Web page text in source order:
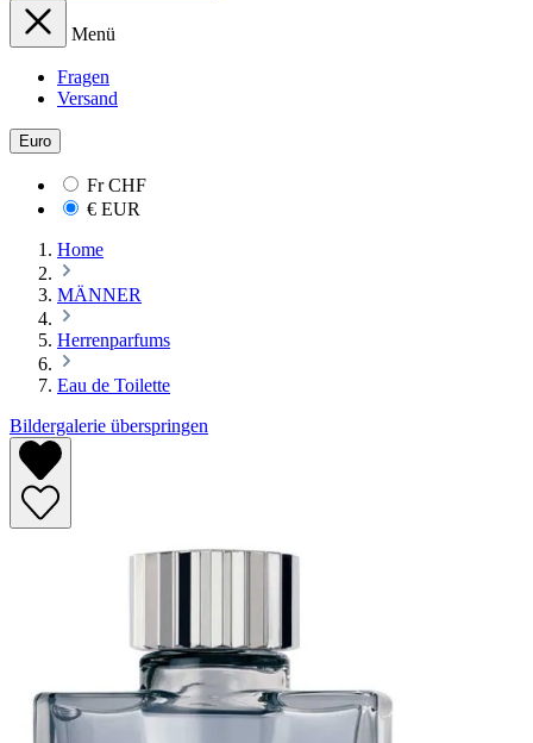
Menü
Fragen
Versand
Euro
FrCHF
€ EUR
Home
MÄNNER
Herrenparfums
Eau de Toilette
Bildergalerie überspringen